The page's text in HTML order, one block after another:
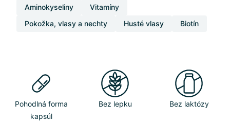
Aminokyseliny
Vitamíny
Pokožka, vlasy a nechty
Husté vlasy Biotín
Pohodlná forma
kapsúl
Bez lepku Bez laktózy